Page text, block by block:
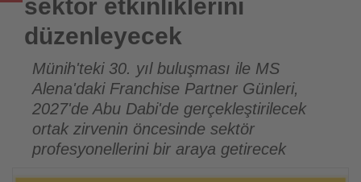
için
turizmde
olup
bitenleri
takip
ediyor!
sektör etkinliklerini
düzenleyecek
Münih'teki 30. yıl buluşması ile MS
Alena'daki Franchise Partner Günleri,
2027'de Abu Dabi'de gerçekleştirilecek
ortak zirvenin öncesinde sektör
profesyonellerini bir araya getirecek